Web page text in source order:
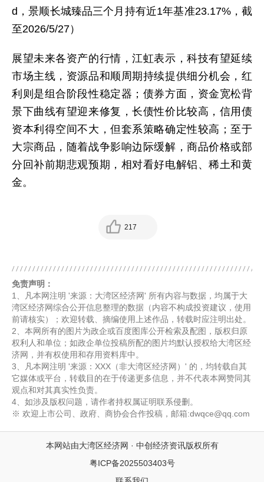
d，景顺长城臻品三个月持有近1年基准23.17%，截
至2026/5/27）
展望未来各资产的行情，江虹表示，科技有望延续
市场主线，资源品和顺周期持续提供细分机会，红
利则是组合阶段性稳定器；债券方面，资金宽松背
景下曲线有望迎来修复，长债性价比较高，信用债
资本利得空间不大，但套系策略确定性较高；至于
大宗商品，随着战争影响边际缓解，商品价格或部
分回补前期悲观预期，相对看好电解铝、稀土和黄
金。
217
免责声明：
1、凡本网注明 '来源：大湾区经济网' 所有内容与数据，均属于大
湾区经济网综合公开信息整理的数据（内容不构成投资建议，使用
前请核实）；欢迎转载、摘编使用上述作品，转载时应注明出处。
2、本网所有的图片为政企或百度图库公开检索及配图，版权归原
权利人和单位；如政企单位投稿所配的图片均默认授权给大湾区经
济网，并有权使用和存用资料库中。
3、凡本网注明 '来源：XXX（非大湾区经济网）' 的，均转载自其
它媒体或平台，转载目的在于传递更多信息，并不代表本网赞同其
观点和对其真实性负责。
4、如涉及版权问题，请作者持权属证明联系侵删。
※ 欢迎上市公司、政府、商协会合作投稿，邮箱:dwqce@qq.com
本网站由大湾区经济网 · 中创经济资讯版权所有
粤ICP备2025503403号